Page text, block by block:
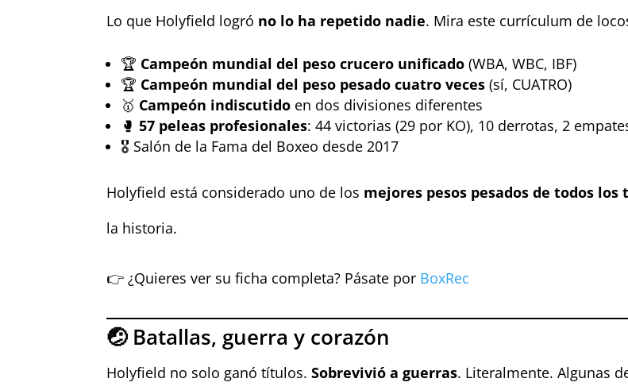
Lo que Holyfield logró no lo ha repetido nadie. Mira este currículum de
🏆 Campeón mundial del peso crucero unificado (WBA, WBC, IBF)
🏆 Campeón mundial del peso pesado cuatro veces (sí, CUATRO)
🥇 Campeón indiscutido en dos divisiones diferentes
🥊57 peleas profesionales: 44 victorias (29 por KO), 10 derrotas, 2
🎖️ Salón de la Fama del Boxeo desde 2017
Holyfield está considerado uno de los mejores pesos pesados de todos los
la historia.
👉 ¿Quieres ver su ficha completa? Pásate por BoxRec
🤕 Batallas, guerra y corazón
Holyfield no solo ganó títulos.Sobrevivió a guerras. Literalmente. Algunas